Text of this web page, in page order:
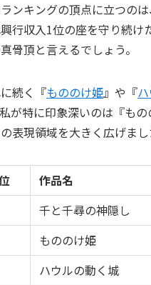
ンキングの頂点に立つの
行収入1位の座を守り続け
骨頂と言えるでしょう。
続く『もののけ姫』や『
が特に印象深いのは『も
表現領域を大きく広げま
作品名
千と千尋の神隠し
もののけ姫
ハウルの動く城